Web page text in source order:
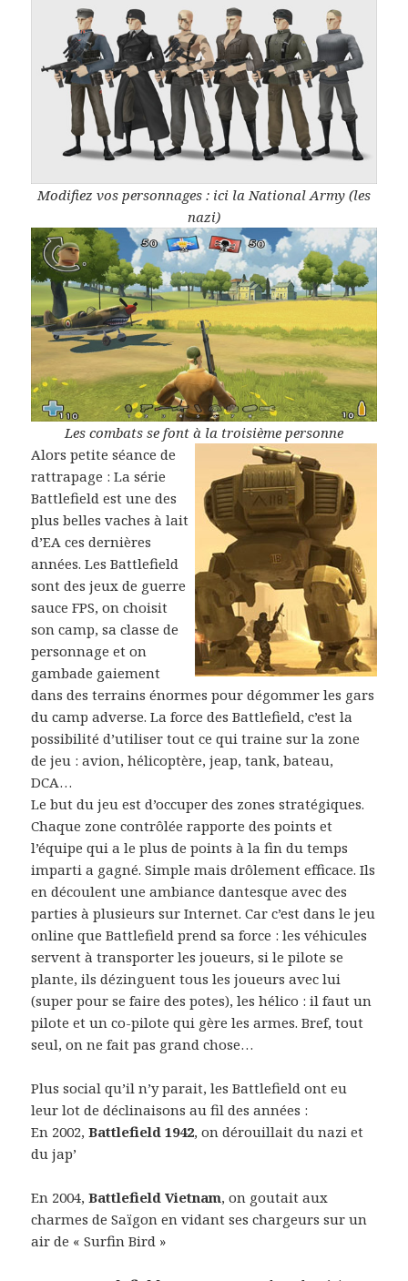
Modifiez vos personnages : ici la National Army (les
nazi)
Les combats se font à la troisième personne
Alors petite séance de
rattrapage : La série
Battlefield est une des
plus belles vaches à lait
d’EA ces dernières
années. Les Battlefield
sont des jeux de guerre
sauce FPS, on choisit
son camp, sa classe de
personnage et on
gambade gaiement
dans des terrains énormes pour dégommer les gars
du camp adverse. La force des Battlefield, c’est la
possibilité d’utiliser tout ce qui traine sur la zone
de jeu : avion, hélicoptère, jeap, tank, bateau,
DCA…
Le but du jeu est d’occuper des zones stratégiques.
Chaque zone contrôlée rapporte des points et
l’équipe qui a le plus de points à la fin du temps
imparti a gagné. Simple mais drôlement efficace. Ils
en découlent une ambiance dantesque avec des
parties à plusieurs sur Internet. Car c’est dans le jeu
online que Battlefield prend sa force : les véhicules
servent à transporter les joueurs, si le pilote se
plante, ils dézinguent tous les joueurs avec lui
(super pour se faire des potes), les hélico : il faut un
pilote et un co-pilote qui gère les armes. Bref, tout
seul, on ne fait pas grand chose…
Plus social qu’il n’y parait, les Battlefield ont eu
leur lot de déclinaisons au fil des années :
En 2002,Battlefield 1942, on dérouillait du nazi et
du jap’
En 2004,Battlefield Vietnam, on goutait aux
charmes de Saïgon en vidant ses chargeurs sur un
air de « Surfin Bird »